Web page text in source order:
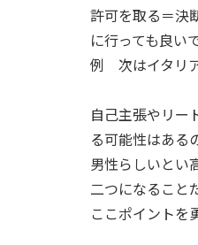
許可を取る＝決
に行っても良い
例 次はイタリ
自己主張やリー
る可能性はある
男性らしいとい
二つになること
ここポイントを